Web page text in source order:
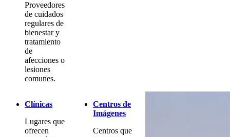
Proveedores
de cuidados
regulares de
bienestar y
tratamiento
de
afecciones o
lesiones
comunes.
Clínicas
Lugares que
ofrecen
Centros de
Imágenes
Centros que